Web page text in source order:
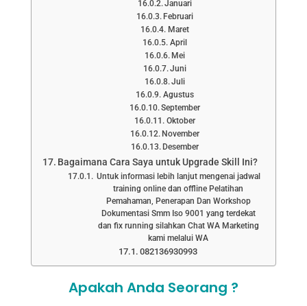
Januari
Februari
Maret
April
Mei
Juni
Juli
Agustus
September
Oktober
November
Desember
Bagaimana Cara Saya untuk Upgrade Skill Ini?
Untuk informasi lebih lanjut mengenai jadwal
training online dan offline Pelatihan
Pemahaman, Penerapan Dan Workshop
Dokumentasi Smm Iso 9001 yang terdekat
dan fix running silahkan Chat WA Marketing
kami melalui WA
082136930993
Apakah Anda Seorang ?